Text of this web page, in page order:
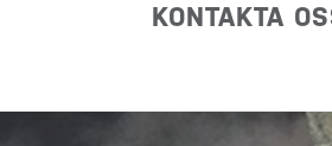
KONTAKTA